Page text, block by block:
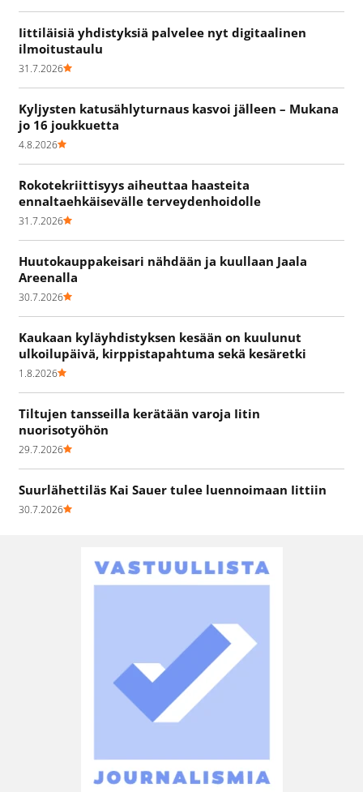
Iittiläisiä yhdistyksiä palvelee nyt digitaalinen
ilmoitustaulu
31.7.2026
Kyljysten katusählyturnaus kasvoi jälleen – Mukana
jo 16 joukkuetta
4.8.2026
Rokotekriittisyys aiheuttaa haasteita
ennaltaehkäisevälle terveydenhoidolle
31.7.2026
Huutokauppakeisari nähdään ja kuullaan Jaala
Areenalla
30.7.2026
Kaukaan kyläyhdistyksen kesään on kuulunut
ulkoilupäivä, kirppistapahtuma sekä kesäretki
1.8.2026
Tiltujen tansseilla kerätään varoja Iitin
nuorisotyöhön
29.7.2026
Suurlähettiläs Kai Sauer tulee luennoimaan Iittiin
30.7.2026